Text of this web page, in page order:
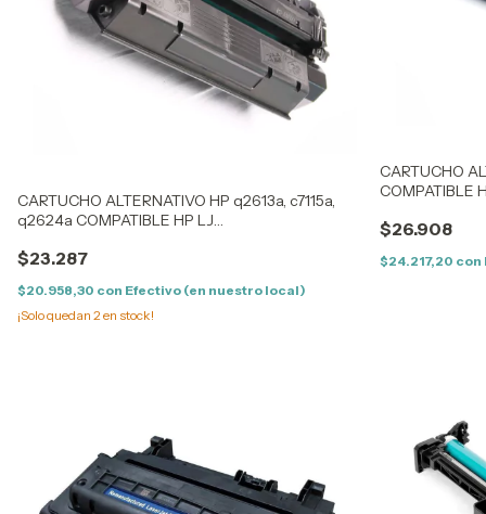
CARTUCHO ALTERNATIVO HP q2613a, c7115a,
q2624a COMPATIBLE HP LJ
$23.287
$20.958,30 con Efectivo (en nuestro local)
¡Solo quedan 2en stock!
CARTUCHO
COMPATIBLE
$26.908
$24.217,20 con